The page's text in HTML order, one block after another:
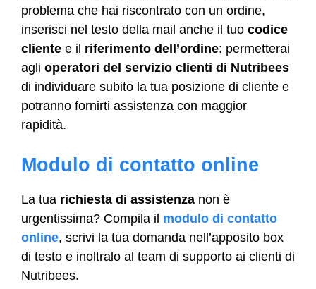
problema che hai riscontrato con un ordine,
inserisci nel testo della mail anche il tuo codice
cliente e il riferimento dell’ordine: permetterai
agli operatori del servizio clienti di Nutribees
di individuare subito la tua posizione di cliente e
potranno fornirti assistenza con maggior
rapidità.
Modulo di contatto online
La tua richiesta di assistenza non è
urgentissima? Compila il modulo di contatto
online, scrivi la tua domanda nell’apposito box
di testo e inoltralo al team di supporto ai clienti di
Nutribees.